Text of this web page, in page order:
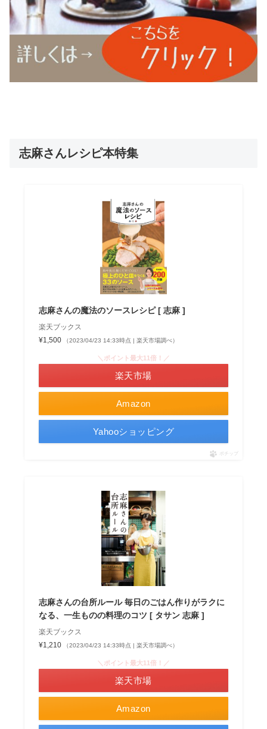
志麻さんレシピ本特集
志麻さんの魔法のソースレシピ [ 志麻 ]
楽天ブックス
¥1,500
（2023/04/23 14:33時点 | 楽天市場調べ）
Amazon
＼ポイント最大11倍！／
楽天市場
Yahooショッピング
ポチップ
志麻さんの台所ルール 毎日のごはん作りがラクに
なる、一生ものの料理のコツ [ タサン 志麻 ]
楽天ブックス
¥1,210
（2023/04/23 14:33時点 | 楽天市場調べ）
Amazon
＼ポイント最大11倍！／
楽天市場